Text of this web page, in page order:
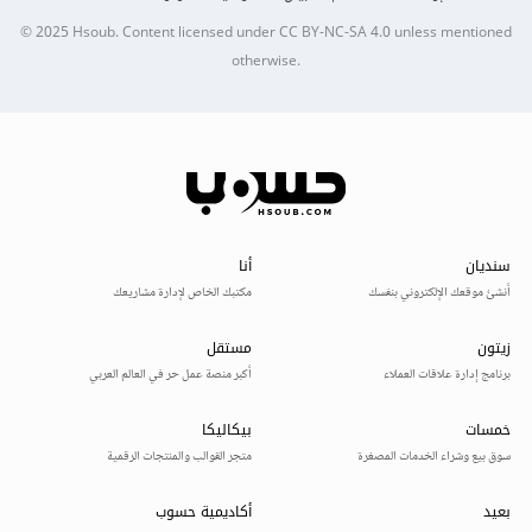
© 2025Hsoub.Content licensed underCC BY-NC-SA 4.0unless mentioned
otherwise.